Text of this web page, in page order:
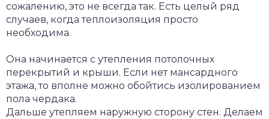
сожалению, это не всегда так. Есть целый ряд
случаев, когда теплоизоляция просто
необходима.
Она начинается с утепления потолочных
перекрытий и крыши. Если нет мансардного
этажа, то вполне можно обойтись изолированием
пола чердака.
Дальше утепляем наружную сторону стен. Делаем